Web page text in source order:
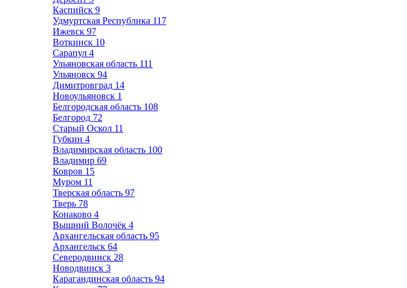
Каспийск 9
Удмуртская Республика 117
Ижевск 97
Воткинск 10
Сарапул 4
Ульяновская область 111
Ульяновск 94
Димитровград 14
Новоульяновск 1
Белгородская область 108
Белгород 72
Старый Оскол 11
Губкин 4
Владимирская область 100
Владимир 69
Ковров 15
Муром 11
Тверская область 97
Тверь 78
Конаково 4
Вышний Волочёк 4
Архангельская область 95
Архангельск 64
Северодвинск 28
Новодвинск 3
Карагандинская область 94